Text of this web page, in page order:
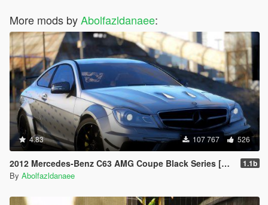
More mods byAbolfazldanaee:
4.83 107 767 526
2012 Mercedes-Benz C63 AMG Coupe Black Series [Add-On | Tuning | Extras | Template] 1.1b
By Abolfazldanaee